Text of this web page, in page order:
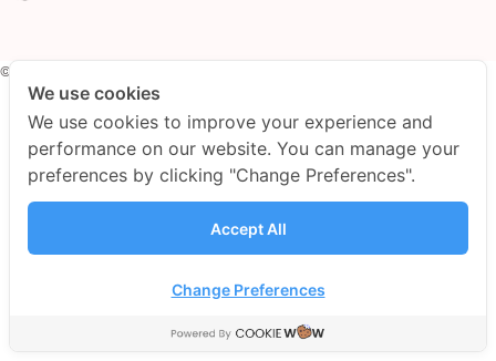
© AAS AUTO SERVICE CO., LTD.
Privacy Policy
We use cookies
We use cookies to improve your experience and
performance on our website. You can manage your
preferences by clicking "Change Preferences".
Accept All
Change Preferences